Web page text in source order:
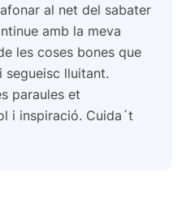
al net del sabater
amb la meva
les coses bones que
segueisc lluitant.
paraules et
i inspiració. Cuida´t